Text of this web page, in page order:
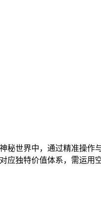
世界中，通过精准操作
独特价值体系，需运用